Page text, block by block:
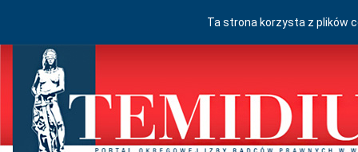
Ta strona korzysta z plików